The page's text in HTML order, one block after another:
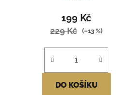
199 Kč
229 Kč (–13 %)
DO KOŠÍKU